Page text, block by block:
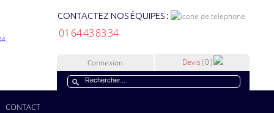
CONTACTEZ NOS ÉQUIPES :
01 64 43 83 34
Connexion Devis( 0 )
CONTACT